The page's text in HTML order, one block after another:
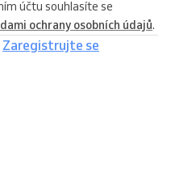
účtu souhlasíte se
ochrany osobních údajů.
Zaregistrujte se